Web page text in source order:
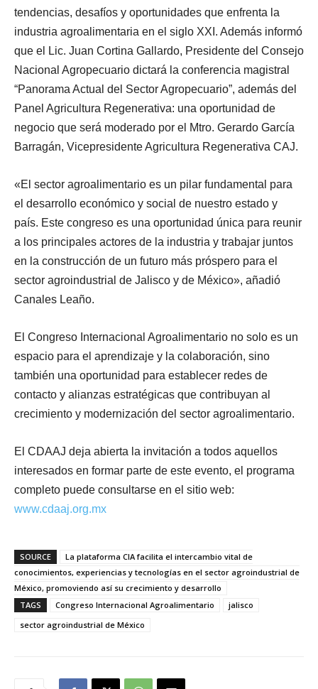
tendencias, desafíos y oportunidades que enfrenta la
industria agroalimentaria en el siglo XXI. Además informó
que el Lic. Juan Cortina Gallardo, Presidente del Consejo
Nacional Agropecuario dictará la conferencia magistral
“Panorama Actual del Sector Agropecuario”, además del
Panel Agricultura Regenerativa: una oportunidad de
negocio que será moderado por el Mtro. Gerardo García
Barragán, Vicepresidente Agricultura Regenerativa CAJ.
«El sector agroalimentario es un pilar fundamental para
el desarrollo económico y social de nuestro estado y
país. Este congreso es una oportunidad única para reunir
a los principales actores de la industria y trabajar juntos
en la construcción de un futuro más próspero para el
sector agroindustrial de Jalisco y de México», añadió
Canales Leaño.
El Congreso Internacional Agroalimentario no solo es un
espacio para el aprendizaje y la colaboración, sino
también una oportunidad para establecer redes de
contacto y alianzas estratégicas que contribuyan al
crecimiento y modernización del sector agroalimentario.
El CDAAJ deja abierta la invitación a todos aquellos
interesados en formar parte de este evento, el programa
completo puede consultarse en el sitio web:
www.cdaaj.org.mx
SOURCE
La plataforma CIA facilita el intercambio vital de
conocimientos, experiencias y tecnologías en el sector agroindustrial de
México, promoviendo así su crecimiento y desarrollo
TAGS
Congreso Internacional Agroalimentario
jalisco
sector agroindustrial de México